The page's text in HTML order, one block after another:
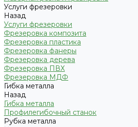
Услуги фрезеровки
Назад
Услуги фрезеровки
Фрезеровка композита
Фрезеровка пластика
Фрезеровка фанеры
Фрезеровка дерева
Фрезеровка ПВХ
Фрезеровка МДФ
Гибка металла
Назад
Гибка металла
Профилегибочный станок
Рубка металла